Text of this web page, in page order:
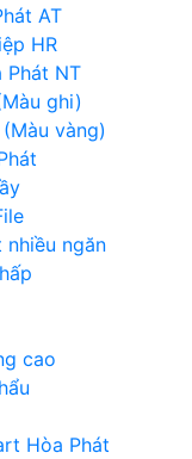
AT
HR
NT
ghi)
vàng)
ngăn
cao
Hòa Phát